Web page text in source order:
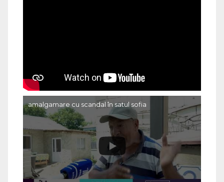
amalgamare cu scandal în satul sofia